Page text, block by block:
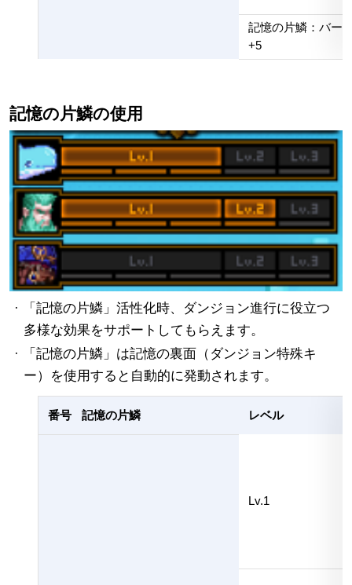
記憶の片鱗：バー
+5
記憶の片鱗の使用
· 「記憶の片鱗」活性化時、ダンジョン進行に役立つ
多様な効果をサポートしてもらえます。
· 「記憶の片鱗」は記憶の裏面（ダンジョン特殊キ
ー）を使用すると自動的に発動されます。
番号 記憶の片鱗 レベル
Lv.1